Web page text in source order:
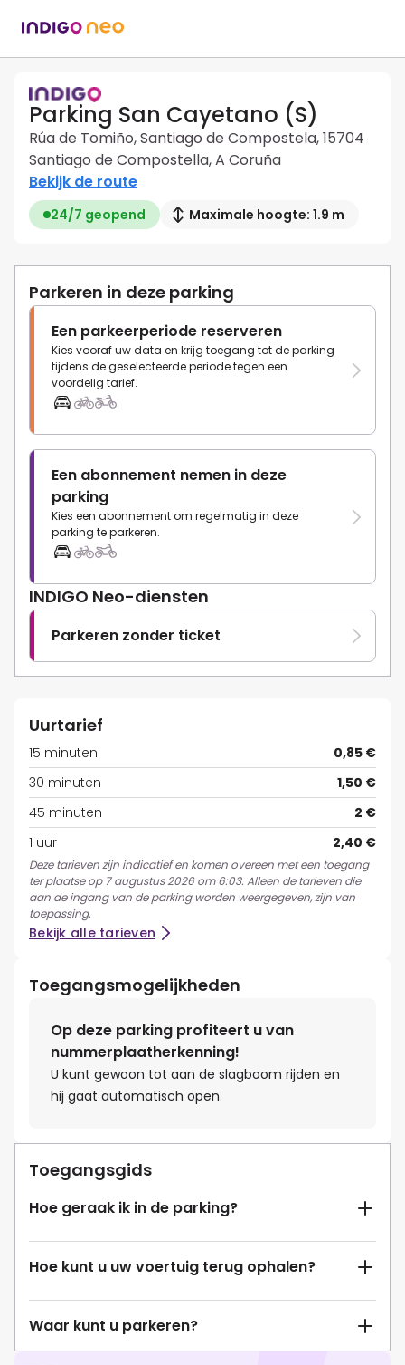
Parking San Cayetano (S)
Rúa de Tomiño, Santiago de Compostela, 15704
Santiago de Compostella, A Coruña
Bekijk de route
24/7 geopend Maximale hoogte: 1.9 m
Parkeren in deze parking
Een parkeerperiode reserveren
Kies vooraf uw data en krijg toegang tot de parking
tijdens de geselecteerde periode tegen een
voordelig tarief.
Een abonnement nemen in deze
parking
Kies een abonnement om regelmatig in deze
parking te parkeren.
INDIGO Neo-diensten
Parkeren zonder ticket
Uurtarief
15 minuten
0,85 €
30 minuten
1,50 €
45 minuten
2 €
1 uur
2,40 €
Deze tarieven zijn indicatief en komen overeen met een toegang
ter plaatse op 7 augustus 2026 om 6:03. Alleen de tarieven die
aan de ingang van de parking worden weergegeven, zijn van
toepassing.
Bekijk alle tarieven
Toegangsmogelijkheden
Op deze parking profiteert u van
nummerplaatherkenning!
U kunt gewoon tot aan de slagboom rijden en
hij gaat automatisch open.
Toegangsgids
Hoe geraak ik in de parking?
Hoe kunt u uw voertuig terug ophalen?
Waar kunt u parkeren?